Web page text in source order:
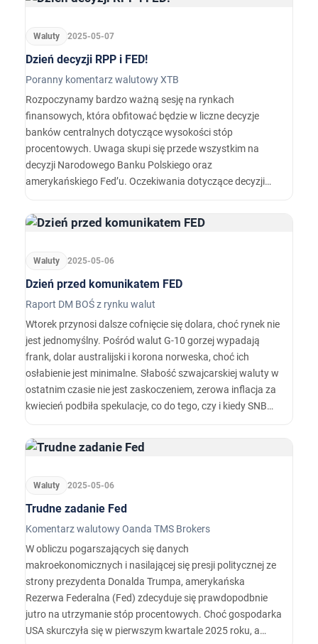
Waluty 2025-05-07
Dzień decyzji RPP i FED!
Poranny komentarz walutowy XTB
Rozpoczynamy bardzo ważną sesję na rynkach
finansowych, która obfitować będzie w liczne decyzje
banków centralnych dotyczące wysokości stóp
procentowych. Uwaga skupi się przede wszystkim na
decyzji Narodowego Banku Polskiego oraz
amerykańskiego Fed’u. Oczekiwania dotyczące decyzji
sprzed miesiąca. Prezes Glapiński komentował, że w 2025
roku możliwe są dwa cięcia po 50 pb i taki scenariusz z
Waluty 2025-05-06
Dzień przed komunikatem FED
Raport DM BOŚ z rynku walut
Wtorek przynosi dalsze cofnięcie się dolara, choć rynek nie
jest jednomyślny. Pośród walut G-10 gorzej wypadają
frank, dolar australijski i korona norweska, choć ich
osłabienie jest minimalne. Słabość szwajcarskiej waluty w
ostatnim czasie nie jest zaskoczeniem, zerowa inflacja za
kwiecień podbiła spekulacje, co do tego, czy i kiedy SNB
Waluty 2025-05-06
Trudne zadanie Fed
Komentarz walutowy Oanda TMS Brokers
W obliczu pogarszających się danych
makroekonomicznych i nasilającej się presji politycznej ze
strony prezydenta Donalda Trumpa, amerykańska
Rezerwa Federalna (Fed) zdecyduje się prawdopodbnie
jutro na utrzymanie stóp procentowych. Choć gospodarka
USA skurczyła się w pierwszym kwartale 2025 roku, a